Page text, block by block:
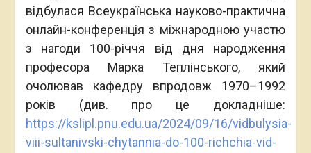
відбулася Всеукраїнська науково-практична
онлайн-конференція з міжнародною участю
з нагоди 100-річчя від дня народження
професора Марка Теплінського, який
очолював кафедру впродовж 1970–1992
років (див. про це докладніше:
https://kslipl.pnu.edu.ua/2024/09/16/vidbulysia-
viii-sultanivski-chytannia-do-100-richchia-vid-